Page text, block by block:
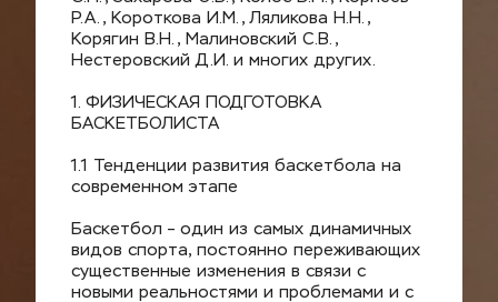
Р.А., Короткова И.М., Ляликова Н.Н.,
Корягин В.Н., Малиновский С.В.,
Нестеровский Д.И. и многих других.
1. ФИЗИЧЕСКАЯ ПОДГОТОВКА
БАСКЕТБОЛИСТА
1.1 Тенденции развития баскетбола на
современном этапе
Баскетбол – один из самых динамичных
видов спорта, постоянно переживающих
существенные изменения в связи с
новыми реальностями и проблемами и с